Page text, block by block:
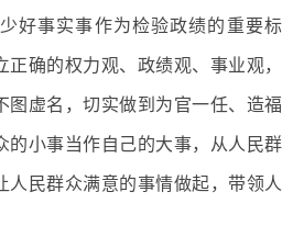
好事实事作为检验政绩的重要标
确的权力观、政绩观、事业观，
图虚名，切实做到为官一任、造福
的小事当作自己的大事，从人民群
人民群众满意的事情做起，带领人